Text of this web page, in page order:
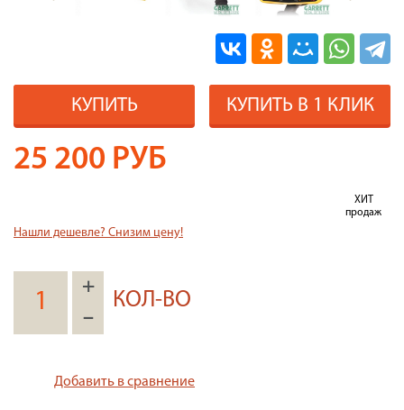
КУПИТЬ КУПИТЬ В 1 КЛИК
25 200 РУБ
ХИТ
продаж
Нашли дешевле? Снизим цену!
+
–
КОЛ-ВО
Добавить в сравнение